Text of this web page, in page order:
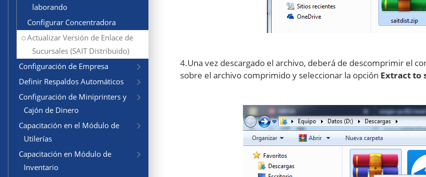
laborando
Configurar Concentradora
Actualizar Versión de Enlace de
Sucursales (SAIT Distribuido)
Configuración de Empresa
Definir Respaldos Automáticos
Configuración de Miniprinters y
Cajón de Dinero
Capacitación en el Módulo de
Utilerías
Capacitación en Módulo de
Inventario
4.Una vez descargado el archivo, deberá de descomprimir el
sobre el archivo comprimido y seleccionar la opción Extract to